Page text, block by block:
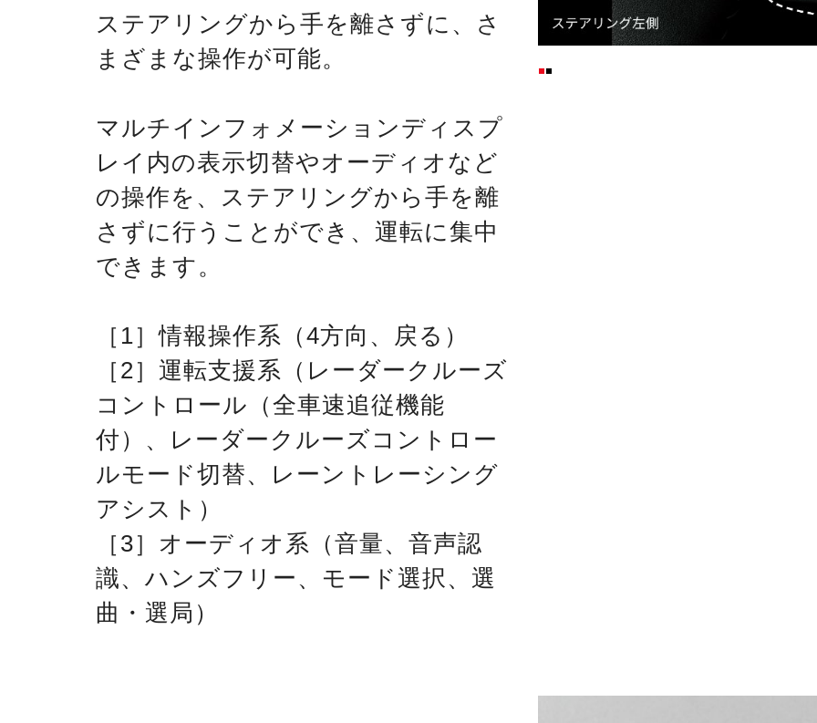
ステアリングから手を離さずに、さ
まざまな操作が可能。
マルチインフォメーションディスプ
レイ内の表示切替やオーディオなど
の操作を、ステアリングから手を離
さずに行うことができ、運転に集中
できます。
［1］情報操作系（4方向、戻る）
［2］運転支援系（レーダークルーズ
コントロール（全車速追従機能
付）、レーダークルーズコントロー
ルモード切替、レーントレーシング
アシスト）
［3］オーディオ系（音量、音声認
識、ハンズフリー、モード選択、選
曲・選局）